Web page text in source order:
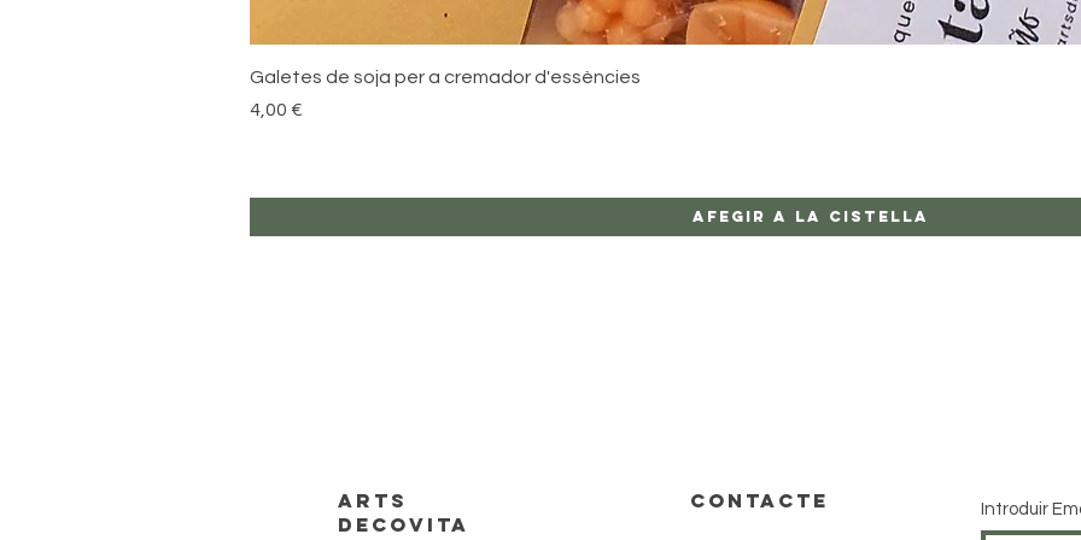
Galetes de soja per a cremador d'essències
Preu
4,00 €
Afegir a la cistella
ARTS
DECOVITA
CONTACTE Introduir